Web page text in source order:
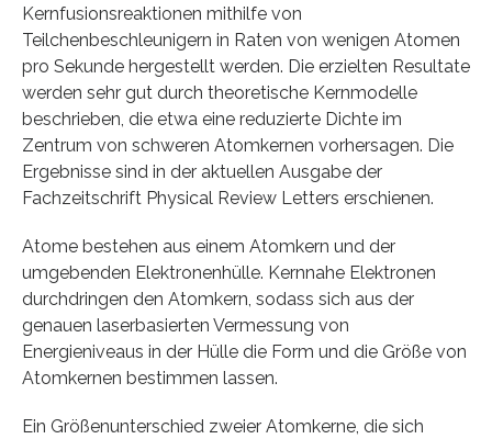
Kernfusionsreaktionen mithilfe von
Teilchenbeschleunigern in Raten von wenigen Atomen
pro Sekunde hergestellt werden. Die erzielten Resultate
werden sehr gut durch theoretische Kernmodelle
beschrieben, die etwa eine reduzierte Dichte im
Zentrum von schweren Atomkernen vorhersagen. Die
Ergebnisse sind in der aktuellen Ausgabe der
Fachzeitschrift Physical Review Letters erschienen.
Atome bestehen aus einem Atomkern und der
umgebenden Elektronenhülle. Kernnahe Elektronen
durchdringen den Atomkern, sodass sich aus der
genauen laserbasierten Vermessung von
Energieniveaus in der Hülle die Form und die Größe von
Atomkernen bestimmen lassen.
Ein Größenunterschied zweier Atomkerne, die sich